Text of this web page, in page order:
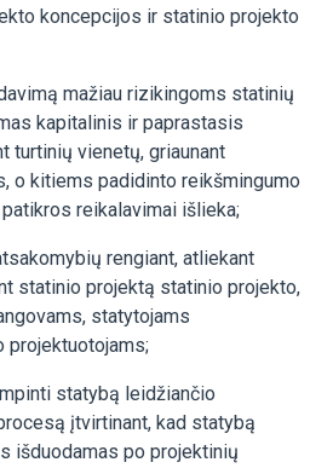
koncepcijos ir statinio projekto
mažiau rizikingoms statinių
kapitalinis ir paprastasis
turtinių vienetų, griaunant
o kitiems padidinto reikšmingumo
reikalavimai išlieka;
rengiant, atliekant
statinio projektą statinio projekto,
statytojams
projektuotojams;
statybą leidžiančio
įtvirtinant, kad statybą
išduodamas po projektinių